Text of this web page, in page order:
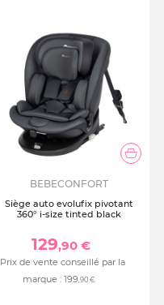
BEBECONFORT
Siège auto evolufix pivotant
360° i-size tinted black
129,90 €
Prix de vente conseillé par la
marque : 199,90 €